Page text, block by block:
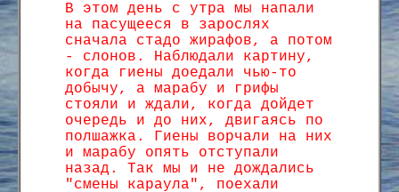
В этом день с утра мы напали
на пасущееся в зарослях
сначала стадо жирафов, а потом
- слонов. Наблюдали картину,
когда гиены доедали чью-то
добычу, а марабу и грифы
стояли и ждали, когда дойдет
очередь и до них, двигаясь по
полшажка. Гиены ворчали на них
и марабу опять отступали
назад. Так мы и не дождались
"смены караула", поехали